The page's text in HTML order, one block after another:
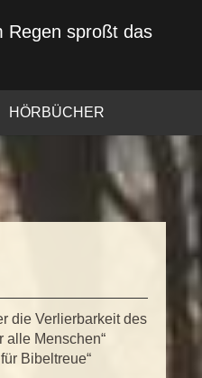
Regen sproßt das
HÖRBÜCHER
die Verlierbarkeit des
alle Menschen“
Bibeltreue“